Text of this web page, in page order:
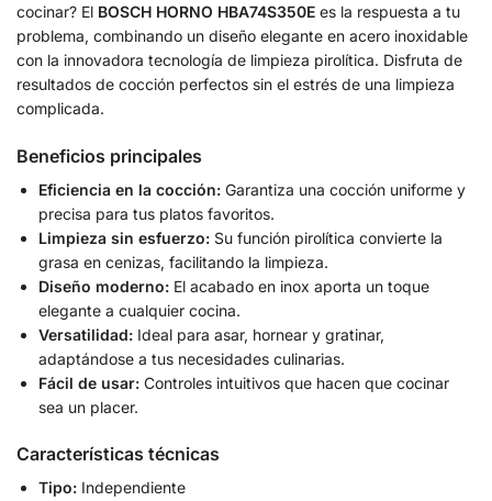
cocinar? El BOSCH HORNO HBA74S350E es la respuesta a tu
problema, combinando un diseño elegante en acero inoxidable
con la innovadora tecnología de limpieza pirolítica. Disfruta de
resultados de cocción perfectos sin el estrés de una limpieza
complicada.
Beneficios principales
Eficiencia en la cocción: Garantiza una cocción uniforme y
precisa para tus platos favoritos.
Limpieza sin esfuerzo: Su función pirolítica convierte la
grasa en cenizas, facilitando la limpieza.
Diseño moderno: El acabado en inox aporta un toque
elegante a cualquier cocina.
Versatilidad: Ideal para asar, hornear y gratinar,
adaptándose a tus necesidades culinarias.
Fácil de usar: Controles intuitivos que hacen que cocinar
sea un placer.
Características técnicas
Tipo: Independiente